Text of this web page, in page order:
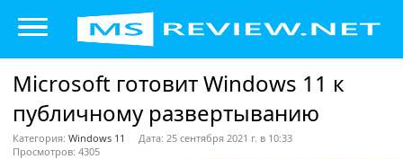
Microsoft готовит Windows 11 к
публичному развертыванию
Категория: Windows 11
Дата: 25 сентября 2021 г. в 10:33
Просмотров: 4305